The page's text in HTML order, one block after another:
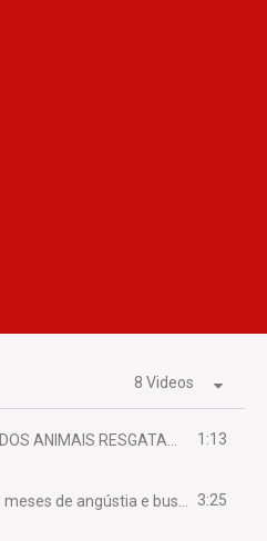
8 Videos
1:13
3:25